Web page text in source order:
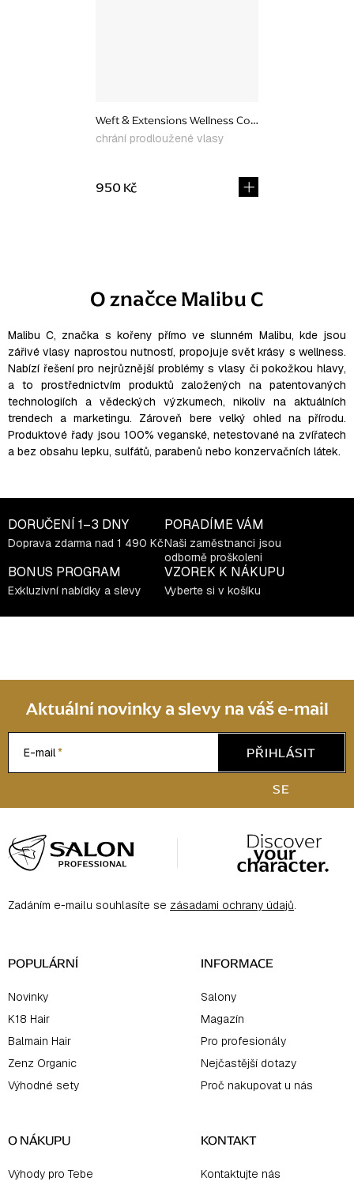
Weft & Extensions Wellness Collection, výhodný set
chrání prodloužené vlasy
950 Kč
a
c
í
p
r
v
k
p
i
s
u
O značce Malibu C
Malibu C, značka s kořeny přímo ve slunném Malibu, kde jsou
zářivé vlasy naprostou nutností, propojuje svět krásy s wellness.
Nabízí řešení pro nejrůznější problémy s vlasy či pokožkou hlavy,
a to prostřednictvím produktů založených na patentovaných
technologiích a vědeckých výzkumech, nikoliv na aktuálních
trendech a marketingu. Zároveň bere velký ohled na přírodu.
Produktové řady jsou 100% veganské, netestované na zvířatech
a bez obsahu lepku, sulfátů, parabenů nebo konzervačních látek.
DORUČENÍ 1–3 DNY
Doprava zdarma nad 1 490 Kč
PORADÍME VÁM
Naši zaměstnanci jsou
odborně proškoleni
BONUS PROGRAM
Exkluzivní nabídky a slevy
VZOREK K NÁKUPU
Vyberte si v košíku
Aktuální novinky a slevy na váš e-mail
E-mail
PŘIHLÁSIT
SE
á
p
aZadáním e-mailu souhlasíte se zásadami ochrany údajů.
POPULÁRNÍ
Novinky
K18 Hair
Balmain Hair
Zenz Organic
Výhodné sety
INFORMACE
Salony
Magazín
Pro profesionály
Nejčastější dotazy
Proč nakupovat u nás
O NÁKUPU
Výhody pro Tebe
KONTAKT
Kontaktujte nás